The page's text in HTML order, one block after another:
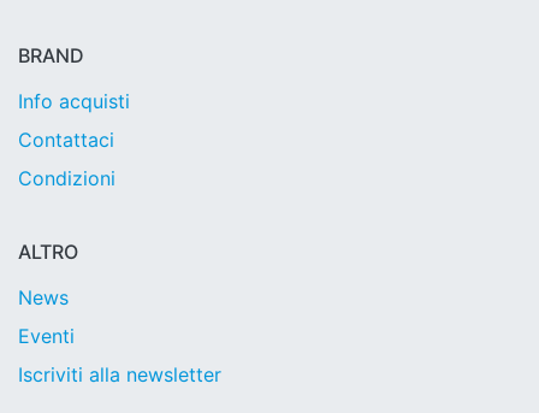
BRAND
Info acquisti
Contattaci
Condizioni
ALTRO
News
Eventi
Iscriviti alla newsletter